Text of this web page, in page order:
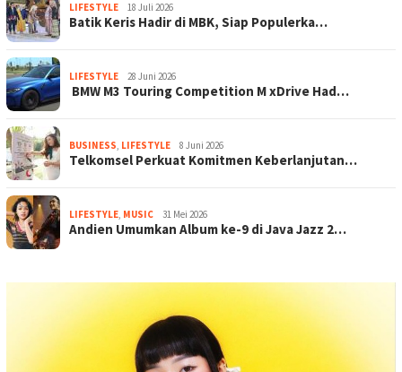
LIFESTYLE 18 Juli 2026
Batik Keris Hadir di MBK, Siap Populerka…
LIFESTYLE 28 Juni 2026
BMW M3 Touring Competition M xDrive Had…
BUSINESS, LIFESTYLE 8 Juni 2026
Telkomsel Perkuat Komitmen Keberlanjutan…
LIFESTYLE, MUSIC 31 Mei 2026
Andien Umumkan Album ke-9 di Java Jazz 2…